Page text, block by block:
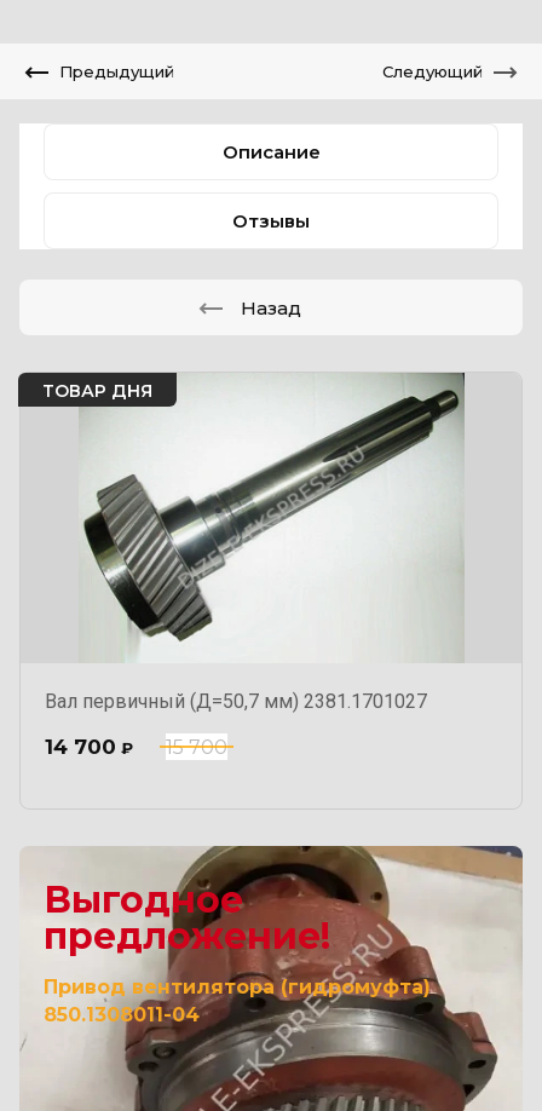
ТОВАР ДНЯ
Вал первичный (Д=50,7 мм) 2381.1701027
15 700
14 700 ₽
Выгодное
предложение!
Привод вентилятора (гидромуфта)
850.1308011-04
Предыдущий Следующий
Описание
Отзывы
Назад